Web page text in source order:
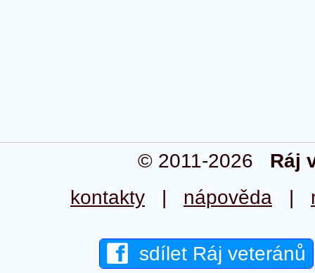
© 2011-2026 Ráj
kontakty | nápověda |
sdílet Ráj veteránů